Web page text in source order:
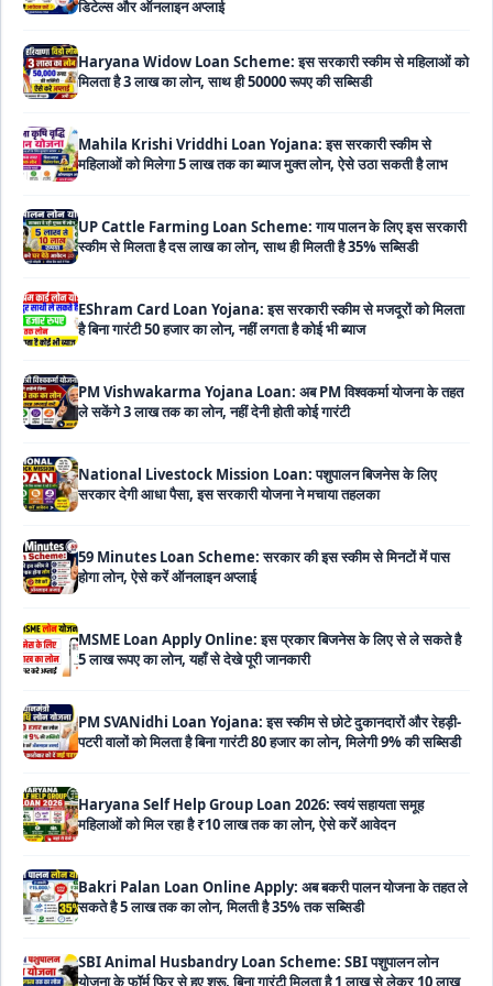
Mahila Krishi Vriddhi Loan Yojana: इस सरकारी स्कीम से
महिलाओं को मिलेगा 5 लाख तक का ब्याज मुक्त लोन, ऐसे उठा सकती है लाभ
UP Cattle Farming Loan Scheme: गाय पालन के लिए इस सरकारी
स्कीम से मिलता है दस लाख का लोन, साथ ही मिलती है 35% सब्सिडी
EShram Card Loan Yojana: इस सरकारी स्कीम से मजदूरों को मिलता
है बिना गारंटी 50 हजार का लोन, नहीं लगता है कोई भी ब्याज
PM Vishwakarma Yojana Loan: अब PM विश्वकर्मा योजना के तहत
ले सकेंगे 3 लाख तक का लोन, नहीं देनी होती कोई गारंटी
National Livestock Mission Loan: पशुपालन बिजनेस के लिए
सरकार देगी आधा पैसा, इस सरकारी योजना ने मचाया तहलका
59 Minutes Loan Scheme: सरकार की इस स्कीम से मिनटों में पास
होगा लोन, ऐसे करें ऑनलाइन अप्लाई
MSME Loan Apply Online: इस प्रकार बिजनेस के लिए से ले सकते है
5 लाख रूपए का लोन, यहाँ से देखे पूरी जानकारी
PM SVANidhi Loan Yojana: इस स्कीम से छोटे दुकानदारों और रेहड़ी-
पटरी वालों को मिलता है बिना गारंटी 80 हजार का लोन, मिलेगी 9% की सब्सिडी
Haryana Self Help Group Loan 2026: स्वयं सहायता समूह
महिलाओं को मिल रहा है ₹10 लाख तक का लोन, ऐसे करें आवेदन
Bakri Palan Loan Online Apply: अब बकरी पालन योजना के तहत ले
सकते है 5 लाख तक का लोन, मिलती है 35% तक सब्सिडी
SBI Animal Husbandry Loan Scheme: SBI पशुपालन लोन
योजना के फॉर्म फिर से हुए शुरू, बिना गारंटी मिलता है 1 लाख से लेकर 10 लाख
Mahila Samriddhi Loan Yojana: महिला समृद्धि योजना के तहत